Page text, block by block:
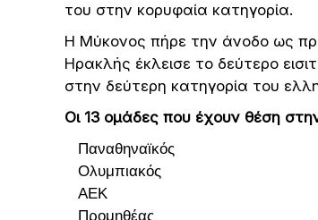
του στην κορυφαία κατηγορία.
Η Μύκονος πήρε την άνοδο ως
Ηρακλής έκλεισε το δεύτερο
στην δεύτερη κατηγορία του
Οι 13 ομάδες που έχουν θέση
Παναθηναϊκός
Ολυμπιακός
ΑΕΚ
Προμηθέας